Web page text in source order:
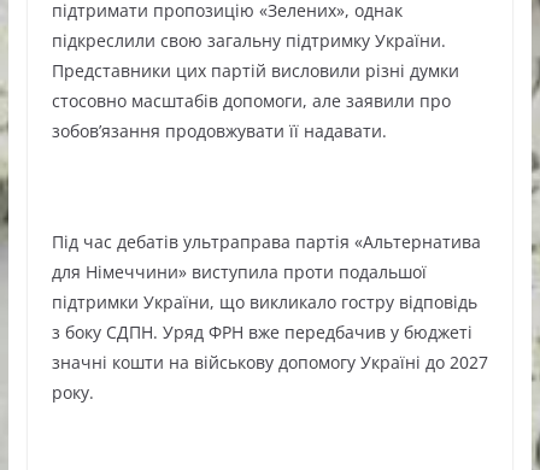
підтримати пропозицію «Зелених», однак
підкреслили свою загальну підтримку України.
Представники цих партій висловили різні думки
стосовно масштабів допомоги, але заявили про
зобов’язання продовжувати її надавати.
Під час дебатів ультраправа партія «Альтернатива
для Німеччини» виступила проти подальшої
підтримки України, що викликало гостру відповідь
з боку СДПН. Уряд ФРН вже передбачив у бюджеті
значні кошти на військову допомогу Україні до 2027
року.